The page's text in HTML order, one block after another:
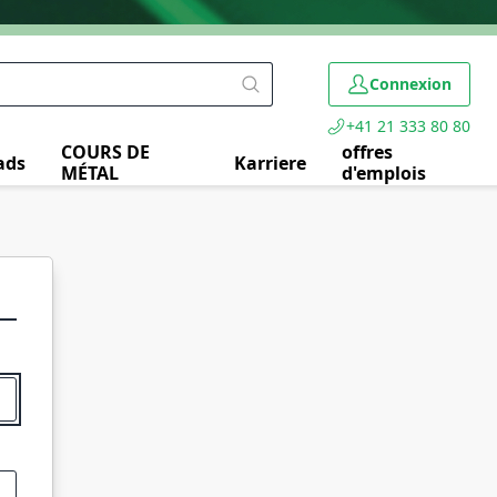
Connexion
+41 21 333 80 80
COURS DE
MÉTAL
Karriere
offres
d'emplois